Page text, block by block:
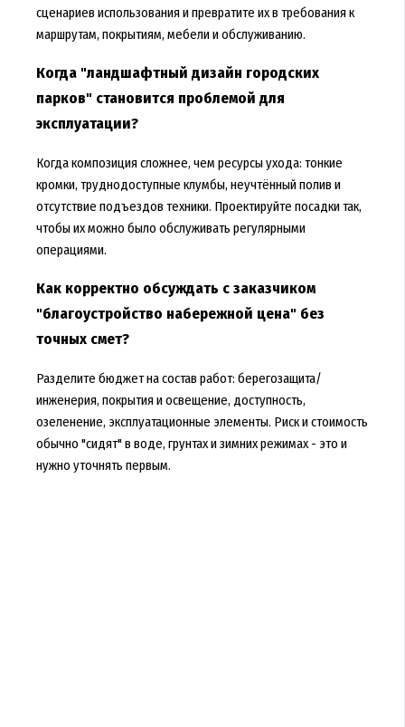
сценариев использования и превратите их в требования к
маршрутам, покрытиям, мебели и обслуживанию.
Когда "ландшафтный дизайн городских
парков" становится проблемой для
эксплуатации?
Когда композиция сложнее, чем ресурсы ухода: тонкие
кромки, труднодоступные клумбы, неучтённый полив и
отсутствие подъездов техники. Проектируйте посадки так,
чтобы их можно было обслуживать регулярными
операциями.
Как корректно обсуждать с заказчиком
"благоустройство набережной цена" без
точных смет?
Разделите бюджет на состав работ: берегозащита/
инженерия, покрытия и освещение, доступность,
озеленение, эксплуатационные элементы. Риск и стоимость
обычно "сидят" в воде, грунтах и зимних режимах - это и
нужно уточнять первым.